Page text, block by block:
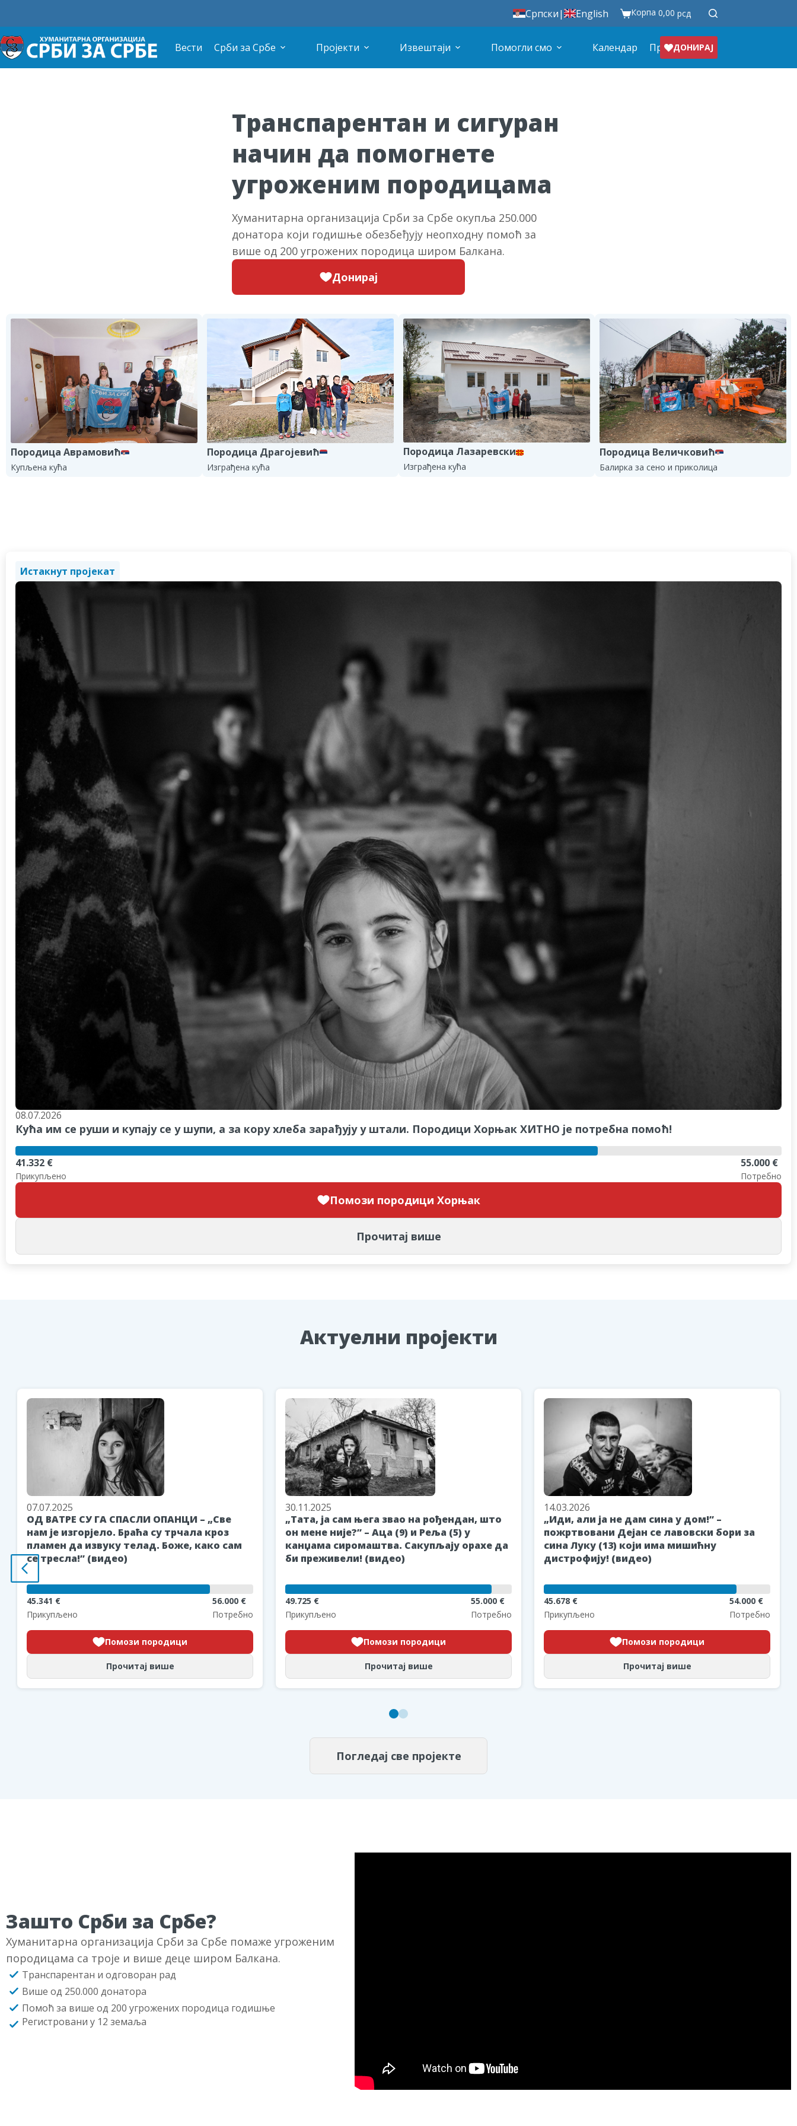
Српски| English Корпа 0,00 рсд
Вести Срби за Србе Пројекти Извештаји Помогли смо Календар Продавница
ДОНИРАЈ
Транспарентан и сигуран
начин да помогнете
угроженим породицама
Хуманитарна организација Срби за Србе окупља 250.000
донатора који годишње обезбеђују неопходну помоћ за
више од 200 угрожених породица широм Балкана.
Донирај
Породица Аврамовић
Купљена кућа
Породица Драгојевић
Изграђена кућа
Породица Лазаревски
Изграђена кућа
Породица Величковић
Балирка за сено и приколица
Истакнут пројекат
08.07.2026
Кућа им се руши и купају се у шупи, а за кору хлеба зарађују у штали. Породици Хорњак ХИТНО је потребна помоћ!
41.332 €
Прикупљено
55.000 €
Потребно
Помози породици Хорњак
Прочитај више
Aктуелни пројекти
07.07.2025
ОД ВАТРЕ СУ ГА СПАСЛИ ОПАНЦИ – „Све
нам је изгорјело. Браћа су трчала кроз
пламен да извуку телад. Боже, како сам
се тресла!” (видео)
45.341 €
Прикупљено
56.000 €
Потребно
Помози породици
Прочитај више
30.11.2025
„Тата, ја сам њега звао на рођендан, што
он мене није?” – Аца (9) и Реља (5) у
канџама сиромаштва. Сакупљају орахе да
би преживели! (видео)
49.725 €
Прикупљено
55.000 €
Потребно
Помози породици
Прочитај више
14.03.2026
„Иди, али ја не дам сина у дом!” –
пожртвовани Дејан се лавовски бори за
сина Луку (13) који има мишићну
дистрофију! (видео)
45.678 €
Прикупљено
54.000 €
Потребно
Помози породици
Прочитај више
Погледај све пројекте
Зашто Срби за Србе?
Хуманитарна организација Срби за Србе помаже угроженим
породицама са троје и више деце широм Балкана.
Транспарентан и одговоран рад
Више од 250.000 донатора
Помоћ за више од 200 угрожених породица годишње
Регистровани у 12 земаља